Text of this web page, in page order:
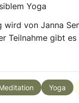
Yoga
wird von Janna
Teilnahme gibt
Yoga